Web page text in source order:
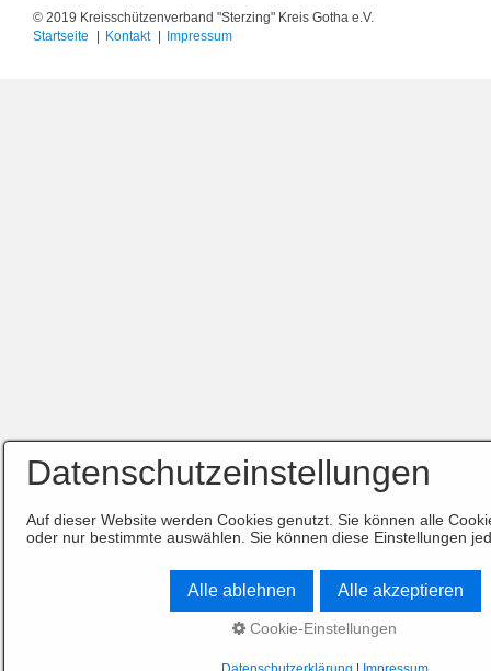
© 2019 Kreisschützenverband "Sterzing" Kreis Gotha e.V.
Startseite
Kontakt Impressum
Datenschutzeinstellungen
Auf dieser Website werden Cookies genutzt. Sie können alle
oder nur bestimmte auswählen. Sie können diese Einstellungen
Alle ablehnen Alle akzeptieren
Cookie-Einstellungen